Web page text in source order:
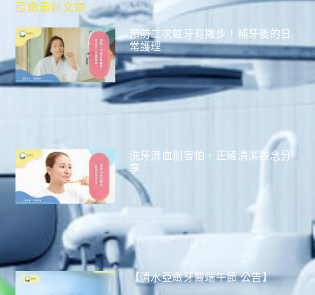
亞緻最新文章
預防二次蛀牙有撇步！補牙後的日
常護理
洗牙流血別害怕，正確清潔觀念分
享
【清水亞緻牙醫端午節 公告】